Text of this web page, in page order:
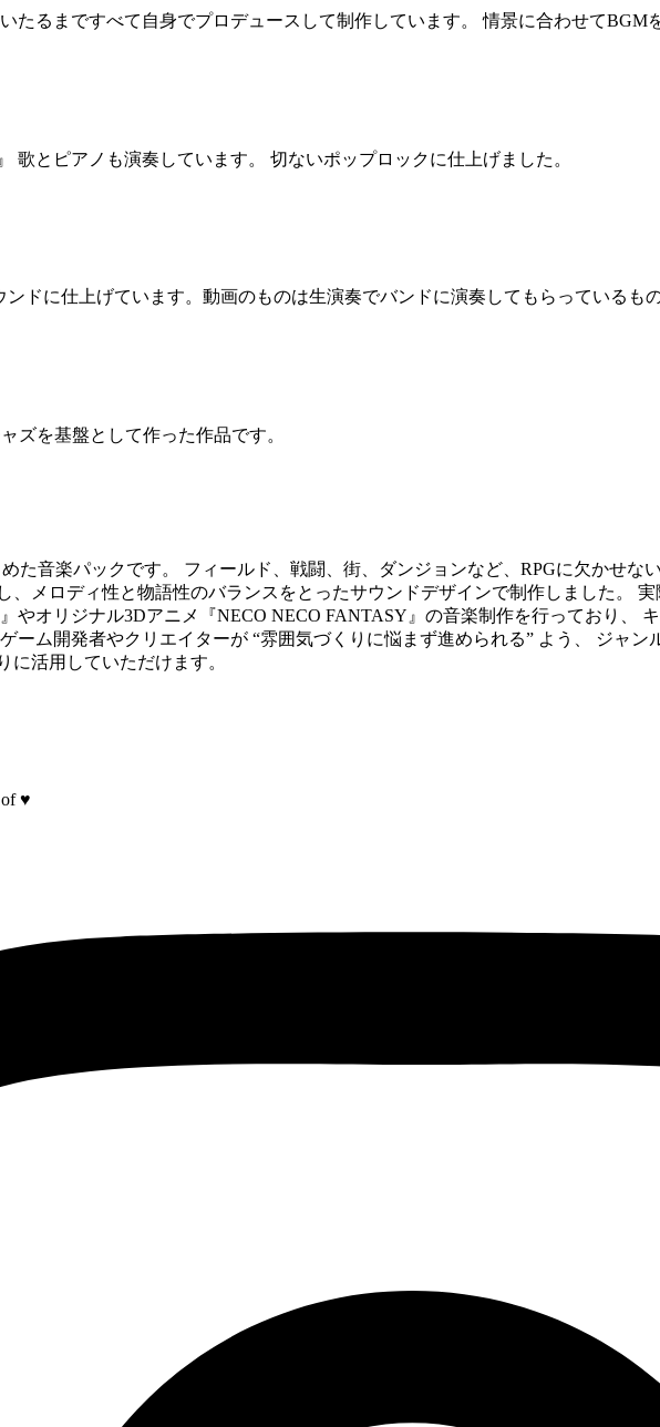
たるまですべて自身でプロデュースして制作しています。 情景に合わせてBGM
歌とピアノも演奏しています。 切ないポップロックに仕上げました。
ドに仕上げています。動画のものは生演奏でバンドに演奏してもらっているもの
ズを基盤として作った作品です。
た音楽パックです。 フィールド、戦闘、街、ダンジョンなど、RPGに欠かせ
、メロディ性と物語性のバランスをとったサウンドデザインで制作しました。
やオリジナル3Dアニメ『NECO NECO FANTASY』の音楽制作を行っており、
ーム開発者やクリエイターが “雰囲気づくりに悩まず進められる” よう、 ジャ
に活用していただけます。
♥